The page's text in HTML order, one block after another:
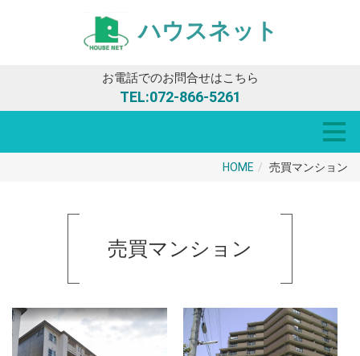
ハウスネット
お電話でのお問合せはこちら
TEL:072-866-5261
HOME 売買マンション
売買マンション